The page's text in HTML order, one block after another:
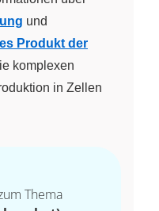
und
Produkt der
komplexen
in Zellen
Thema